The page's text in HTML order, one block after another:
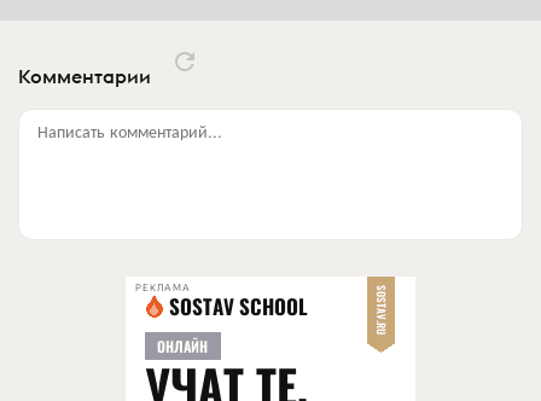
Комментарии
Написать комментарий...
РЕКЛАМА